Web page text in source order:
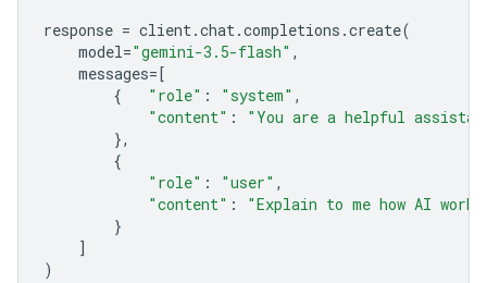
response = client.chat.completions .create(
model="gemini-3.5-flash" ,
messages=[
{
"role" : "system" ,
"content" :
"You are a helpful
},
{
"role" : "user" ,
"content" :
"Explain to me how AI
}
]
)